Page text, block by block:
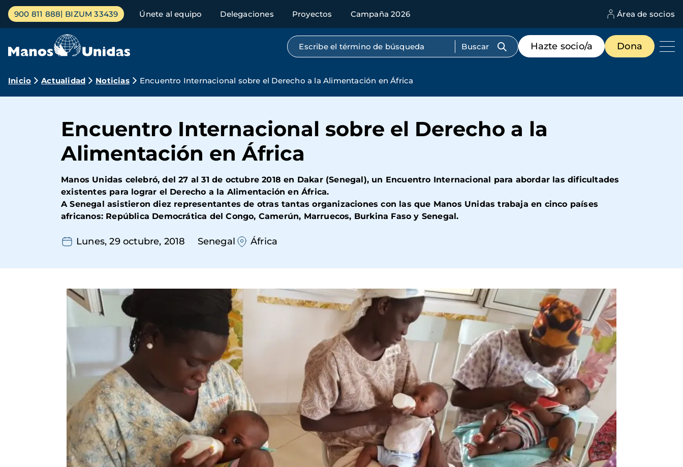
Pasar
contenido
Menú
principal
900 811 888 BIZUM 33439 Únete al equipo Delegaciones Proyectos Campaña 2026 Área de socios
Búsqueda por texto completo
Menú
de
destacados
Hazte socio/a Dona
Ruta
navegación
Inicio Actualidad Noticias Encuentro Internacional sobre el Derecho a la Alimentación en África
Encuentro Internacional sobre el Derecho a la
Alimentación en África
Manos Unidas celebró, del 27 al 31 de octubre 2018 en Dakar (Senegal), un Encuentro Internacional para abordar las dificultades
existentes para lograr el Derecho a la Alimentación en África.
A Senegal asistieron diez representantes de otras tantas organizaciones con las que Manos Unidas trabaja en cinco países
africanos: República Democrática del Congo, Camerún, Marruecos, Burkina Faso y Senegal.
Lunes, 29 octubre, 2018 Senegal África